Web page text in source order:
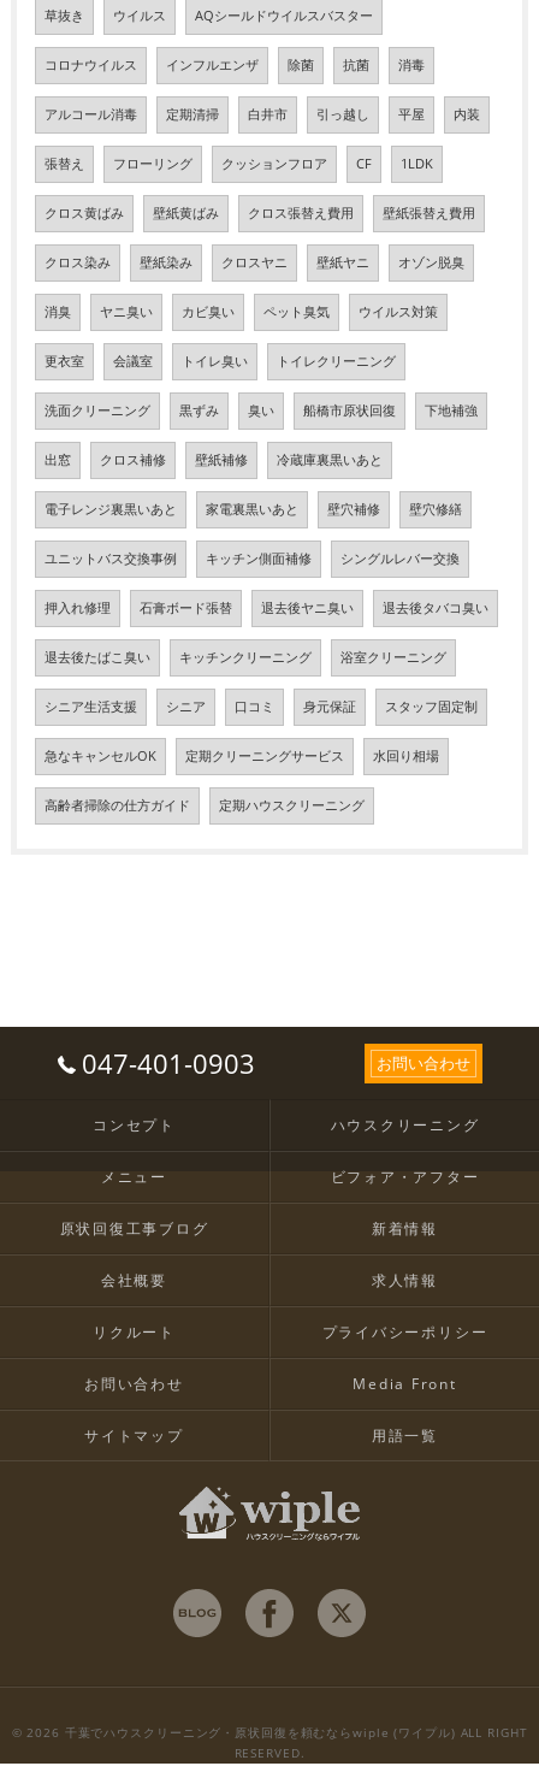
草抜き ウイルス AQシールドウイルスバスター
コロナウイルス インフルエンザ 除菌 抗菌 消毒
アルコール消毒 定期清掃 白井市 引っ越し 平屋 内装
張替え フローリング クッションフロア CF 1LDK
クロス黄ばみ 壁紙黄ばみ クロス張替え費用 壁紙張替え費用
クロス染み 壁紙染み クロスヤニ 壁紙ヤニ オゾン脱臭
消臭 ヤニ臭い カビ臭い ペット臭気 ウイルス対策
更衣室 会議室 トイレ臭い トイレクリーニング
洗面クリーニング 黒ずみ 臭い 船橋市原状回復 下地補強
出窓 クロス補修 壁紙補修 冷蔵庫裏黒いあと
電子レンジ裏黒いあと 家電裏黒いあと 壁穴補修 壁穴修繕
ユニットバス交換事例 キッチン側面補修 シングルレバー交換
押入れ修理 石膏ボード張替 退去後ヤニ臭い 退去後タバコ臭い
退去後たばこ臭い キッチンクリーニング 浴室クリーニング
シニア生活支援 シニア 口コミ 身元保証 スタッフ固定制
急なキャンセルOK 定期クリーニングサービス 水回り相場
高齢者掃除の仕方ガイド 定期ハウスクリーニング
047-401-0903 お問い合わせ
コンセプト ハウスクリーニング
メニュー ビフォア・アフター
原状回復工事ブログ 新着情報
会社概要 求人情報
リクルート プライバシーポリシー
お問い合わせ Media Front
サイトマップ 用語一覧
© 2026 千葉でハウスクリーニング・原状回復を頼むならwiple (ワイプル) ALL RIGHT
RESERVED.